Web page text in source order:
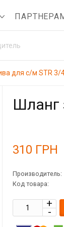
для с/м STR 3/
Шланг
310 ГРН
Производитель:
Код товара: